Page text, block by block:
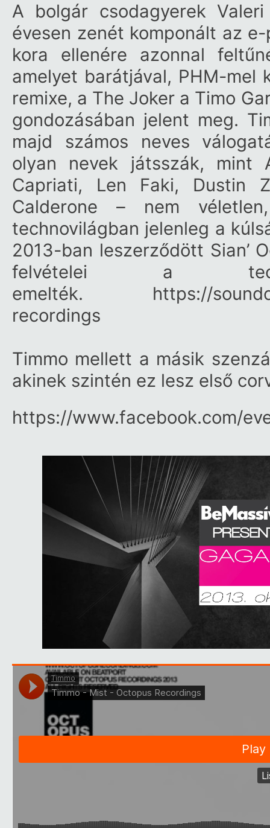
A bolgár csodagyerek
évesen zenét komponált az
kora ellenére azonnal
amelyet barátjával, PHM-mel
remixe, a The Joker a Timo
gondozásában jelent meg.
majd számos neves
olyan nevek játsszák, mint
Capriati, Len Faki, Dustin
Calderone – nem
technovilágban jelenleg a
2013-ban leszerződött Sian’
felvételei a
emelték.
https://
recordings
Timmo mellett a másik
akinek szintén ez lesz első
https:/​/​www.facebook.com/​